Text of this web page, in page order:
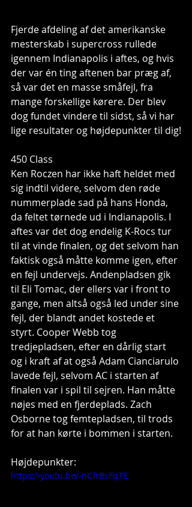
Fjerde afdeling af det amerikanske
mesterskab i supercross rullede
igennem Indianapolis i aftes, og hvis
der var én ting aftenen bar præg af,
så var det en masse småfejl, fra
mange forskellige kørere. Der blev
dog fundet vindere til sidst, så vi har
lige resultater og højdepunkter til dig!
450 Class
Ken Roczen har ikke haft heldet med
sig indtil videre, selvom den røde
nummerplade sad på hans Honda,
da feltet tørnede ud i Indianapolis. I
aftes var det dog endelig K-Rocs tur
til at vinde finalen, og det selvom han
faktisk også måtte komme igen, efter
en fejl undervejs. Andenpladsen gik
til Eli Tomac, der ellers var i front to
gange, men altså også led under sine
fejl, der blandt andet kostede et
styrt. Cooper Webb tog
tredjepladsen, efter en dårlig start
og i kraft af at også Adam Cianciarulo
lavede fejl, selvom AC i starten af
finalen var i spil til sejren. Han måtte
nøjes med en fjerdeplads. Zach
Osborne tog femtepladsen, til trods
for at han kørte i bommen i starten.
Højdepunkter:
https://youtu.be/-nCfrBsFqTE